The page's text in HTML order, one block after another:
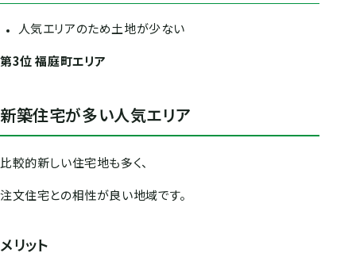
人気エリアのため土地が少ない
第3位 福庭町エリア
新築住宅が多い人気エリア
比較的新しい住宅地も多く、
注文住宅との相性が良い地域です。
メリット